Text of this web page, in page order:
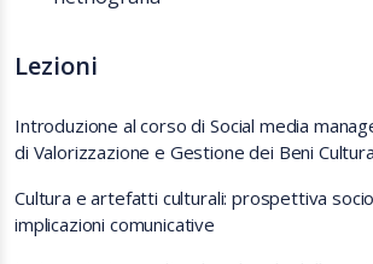
Lezioni
Introduzione al corso di Social media
di Valorizzazione e Gestione dei Beni
Cultura e artefatti culturali: prospettiva
implicazioni comunicative